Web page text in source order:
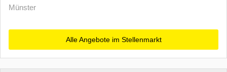
Münster
Alle Angebote im Stellenmarkt